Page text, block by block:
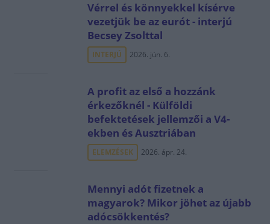
Vérrel és könnyekkel kísérve
vezetjük be az eurót - interjú
Becsey Zsolttal
INTERJÚ 2026. jún. 6.
A profit az első a hozzánk
érkezőknél - Külföldi
befektetések jellemzői a V4-
ekben és Ausztriában
ELEMZÉSEK 2026. ápr. 24.
Mennyi adót fizetnek a
magyarok? Mikor jöhet az újabb
adócsökkentés?